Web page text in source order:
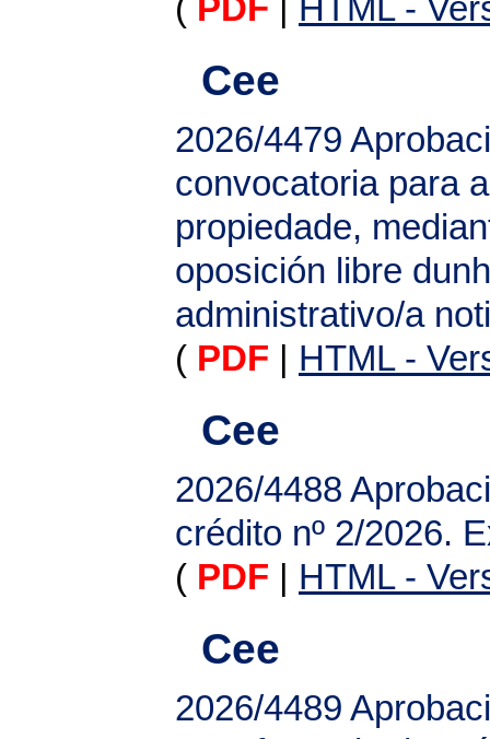
( PDF HTML -
Cee
2026/4479
convocatoria para
propiedade,
oposición libre
administrativo/a
( PDF HTML -
Cee
2026/4488
crédito nº 2/2026.
( PDF HTML -
Cee
2026/4489